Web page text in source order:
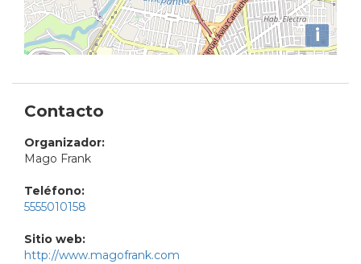
i
Contacto
Organizador:
Mago Frank
Teléfono:
5555010158
Sitio web:
http://www.magofrank.com